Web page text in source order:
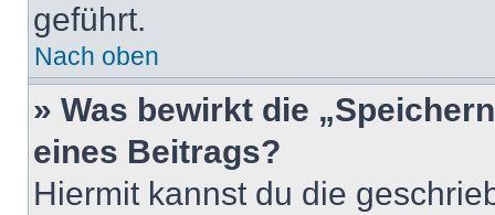
geführt.
Nach oben
» Was bewirkt die
eines Beitrags?
Hiermit kannst du die